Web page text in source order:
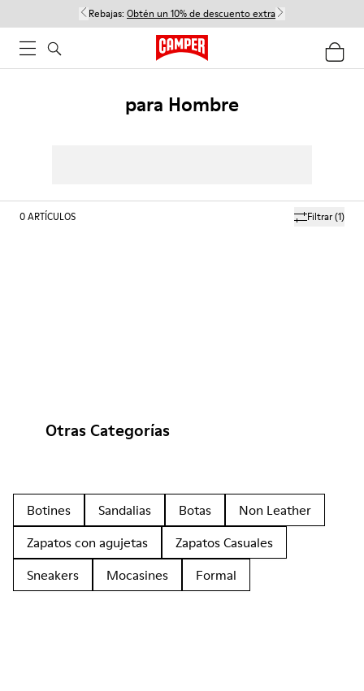
Rebajas: Obtén un 10% de descuento extra
para Hombre
Filtrar(1)
0ARTÍCULOS
Otras Categorías
Botines Sandalias Botas
Non Leather
Zapatos con agujetas
Zapatos Casuales
Sneakers
Mocasines Formal